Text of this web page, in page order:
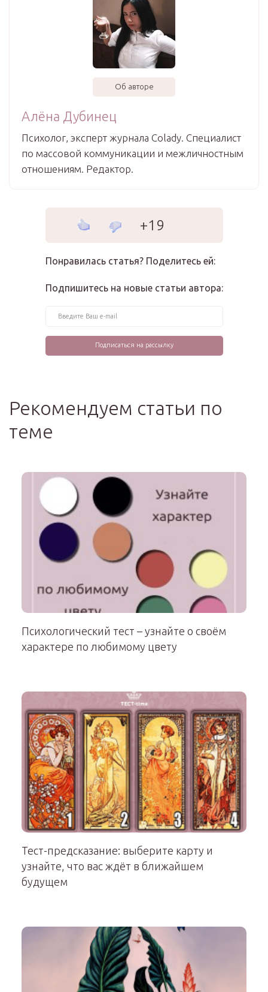
Об авторе
Алёна Дубинец
Психолог, эксперт журнала Colady. Специалист
по массовой коммуникации и межличностным
отношениям. Редактор.
+19
Понравилась статья? Поделитесь ей:
Подпишитесь на новые статьи автора:
Рекомендуем статьи по
теме
Психологический тест – узнайте о своём
характере по любимому цвету
Тест-предсказание: выберите карту и
узнайте, что вас ждёт в ближайшем
будущем